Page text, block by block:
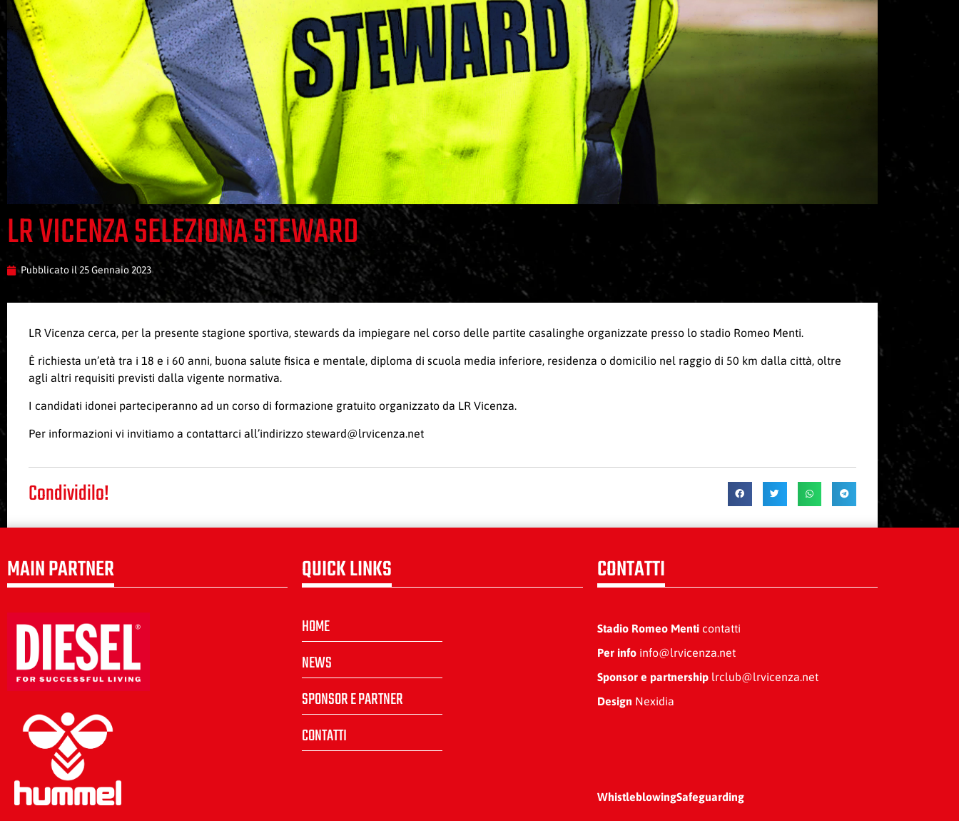
LR VICENZA SELEZIONA STEWARD
Pubblicato il25 Gennaio 2023
LR Vicenza cerca, per la presente stagione sportiva, stewards da impiegare nel corso delle partite casalinghe organizzate presso lo stadio Romeo Menti.
È richiesta un’età tra i 18 e i 60 anni, buona salute fisica e mentale, diploma di scuola media inferiore, residenza o domicilio nel raggio di 50 km dalla città, oltre
agli altri requisiti previsti dalla vigente normativa.
I candidati idonei parteciperanno ad un corso di formazione gratuito organizzato da LR Vicenza.
Per informazioni vi invitiamo a contattarci all’indirizzo steward@lrvicenza.net
Condividilo!
MAIN PARTNER QUICK LINKS
HOME
NEWS
SPONSOR E PARTNER
CONTATTI
CONTATTI
Stadio Romeo Menticontatti
Per infoinfo@lrvicenza.net
Sponsor e partnershiplrclub@lrvicenza.net
Design Nexidia
WhistleblowingSafeguarding